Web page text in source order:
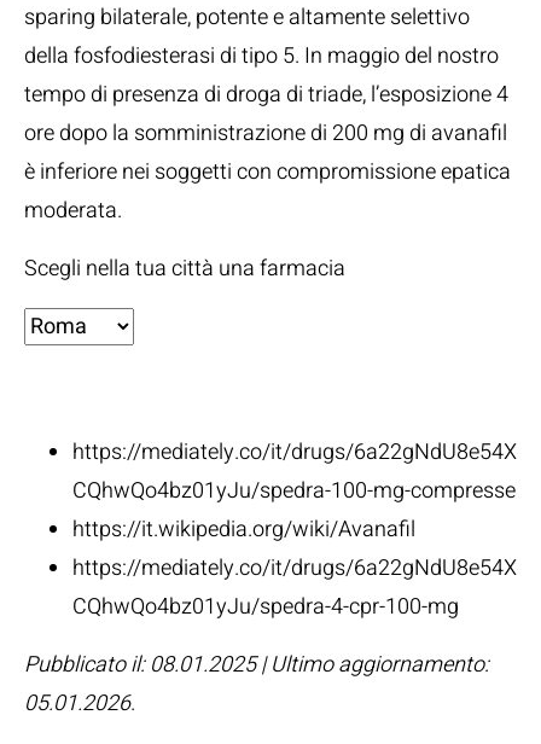
sparing bilaterale, potente e altamente selettivo
della fosfodiesterasi di tipo 5. In maggio del nostro
tempo di presenza di droga di triade, l’esposizione 4
ore dopo la somministrazione di 200 mg di avanafil
è inferiore nei soggetti con compromissione epatica
moderata.
Scegli nella tua città una farmacia
https://mediately.co/it/drugs/6a22gNdU8e54X
CQhwQo4bz01yJu/spedra-100-mg-compresse
https://it.wikipedia.org/wiki/Avanafil
https://mediately.co/it/drugs/6a22gNdU8e54X
CQhwQo4bz01yJu/spedra-4-cpr-100-mg
Pubblicato il: 08.01.2025 | Ultimo aggiornamento:
05.01.2026.